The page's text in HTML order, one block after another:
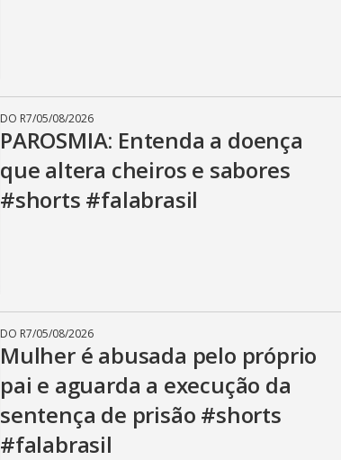
DO R7/05/08/2026
PAROSMIA: Entenda a doença
que altera cheiros e sabores
#shorts #falabrasil
DO R7/05/08/2026
Mulher é abusada pelo próprio
pai e aguarda a execução da
sentença de prisão #shorts
#falabrasil